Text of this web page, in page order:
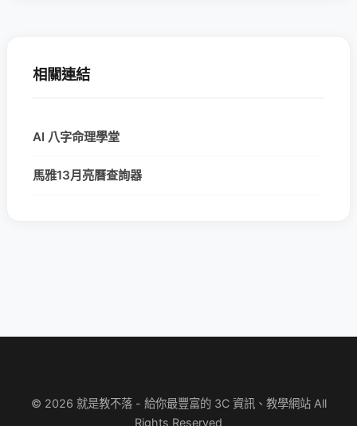
相關連結
AI 八字命理學堂
馬雅13月亮曆查詢器
© 2026 就是教不落 - 給你最豐富的 3C 資訊、教學網站 All
Rights Reserved